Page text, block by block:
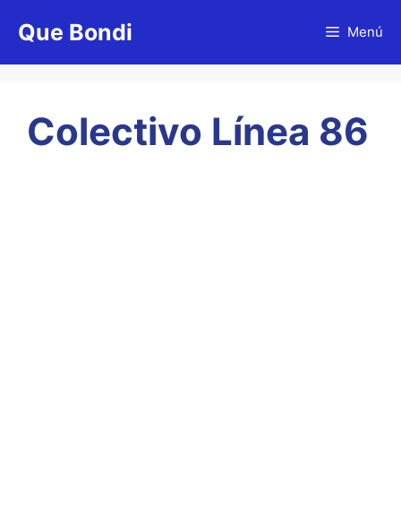
Que Bondi Menú
Colectivo Línea 86